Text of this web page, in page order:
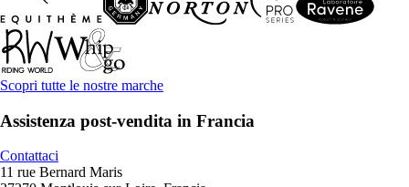
Scopri tutte le nostre marche
Assistenza post-vendita in Francia
Contattaci
11 rue Bernard Maris